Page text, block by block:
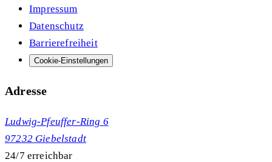
Impressum
Datenschutz
Barrierefreiheit
Cookie-Einstellungen
Adresse
Ludwig-Pfeuffer-Ring 6
97232 Giebelstadt
24/7 erreichbar